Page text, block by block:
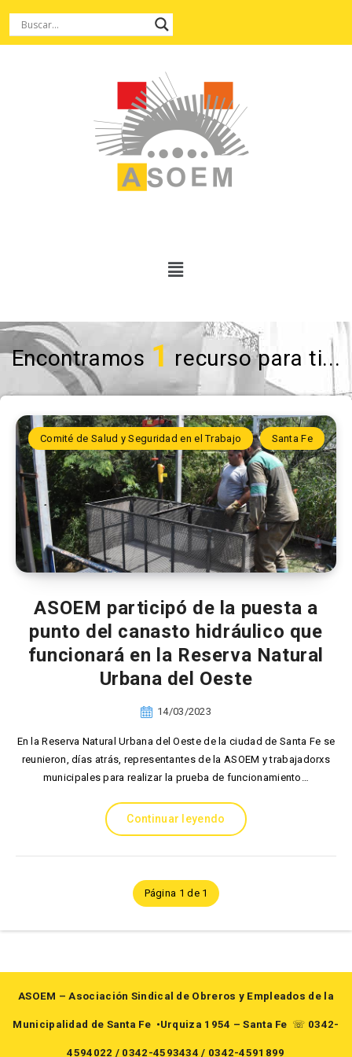
Encontramos 1 recurso para ti...
Comité de Salud y Seguridad en el Trabajo Santa Fe
ASOEM participó de la puesta a
punto del canasto hidráulico que
funcionará en la Reserva Natural
Urbana del Oeste
14/03/2023
En la Reserva Natural Urbana del Oeste de la ciudad de Santa Fe se
reunieron, días atrás, representantes de la ASOEM y trabajadorxs
municipales para realizar la prueba de funcionamiento…
Continuar leyendo
Página 1 de 1
ASOEM – Asociación Sindical de Obreros y Empleados de la
Municipalidad de Santa Fe •Urquiza 1954 – Santa Fe ☏ 0342-
4594022 / 0342-4593434 / 0342-4591899